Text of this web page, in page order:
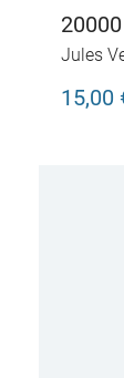
Jules
15,00